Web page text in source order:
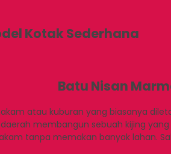
Kotak Sederhana
Batu Nisan
atau kuburan yang biasanya
membangun sebuah kijing
tanpa memakan banyak lahan.